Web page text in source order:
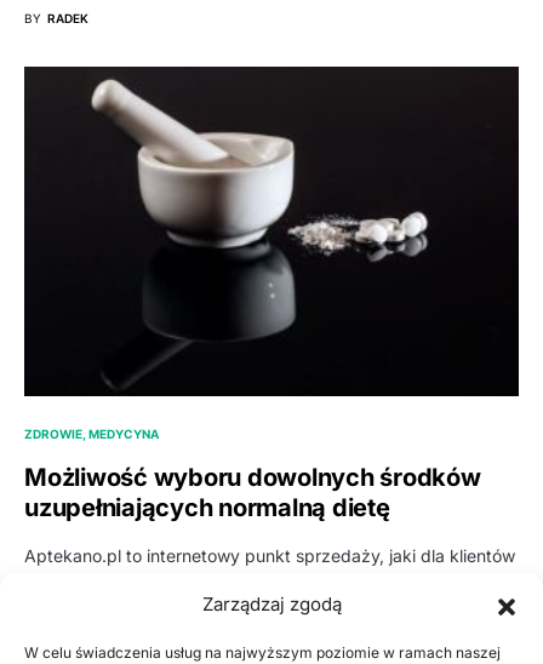
Zarządzaj zgodą
W celu świadczenia usług na najwyższym poziomie w ramach naszej
BY RADEK
ZDROWIE, MEDYCYNA
Możliwość wyboru dowolnych środków
uzupełniających normalną dietę
Aptekano.pl to internetowy punkt sprzedaży, jaki dla klientów
niewygórowanych kwotach. Mogą je…
BY RADEK